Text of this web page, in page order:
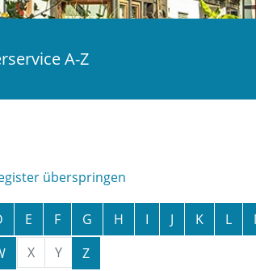
A-Z
überspringen
E F G H I J K L
X Y Z